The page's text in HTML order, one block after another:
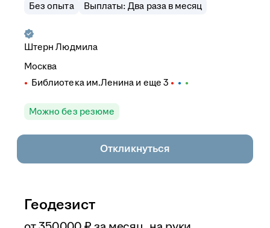
Без опыта Выплаты: Два раза в месяц
Штерн Людмила
Москва
Библиотека им.Ленина и еще 3
Можно без резюме
Откликнуться
Геодезист